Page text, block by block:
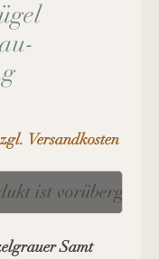
Versandkosten
ist
Samt